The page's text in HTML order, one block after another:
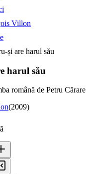
Villon
și are harul său
harul său
română de Petru Cărare
(2009)